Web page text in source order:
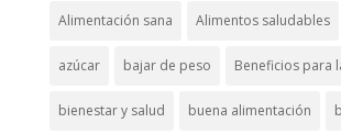
Alimentación sana Alimentos saludables
azúcar bajar de peso Beneficios para
bienestar y salud buena alimentación